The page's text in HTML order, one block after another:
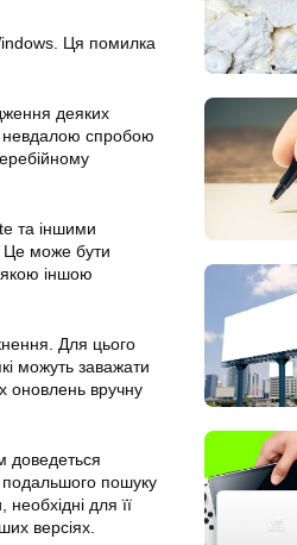
Ця помилка
деяких
невдалою спробою
та іншими
Це може бути
іншою
Для цього
можуть заважати
оновлень вручну
доведеться
пошуку
для її
версіях.